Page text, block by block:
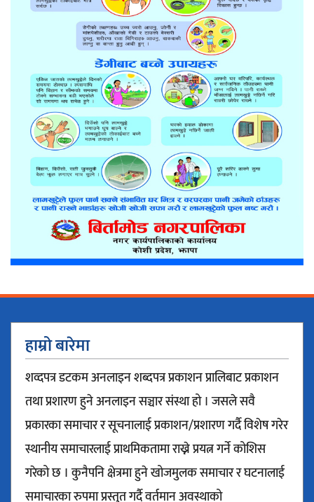
हाम्रो बारेमा
शव्दपत्र डटकम अनलाइन शब्दपत्र प्रकाशन प्रालिबाट प्रकाशन
तथा प्रशारण हुने अनलाइन सञ्चार संस्था हो । जसले सवै
प्रकारका समाचार र सूचनालाई प्रकाशन/प्रशारण गर्दै विशेष गरेर
स्थानीय समाचारलाई प्राथमिकतामा राख्ने प्रयत्न गर्ने कोशिस
गरेको छ । कुनैपनि क्षेत्रमा हुने खोजमुलक समाचार र घटनालाई
समाचारका रुपमा प्रस्तुत गर्दै वर्तमान अवस्थाको